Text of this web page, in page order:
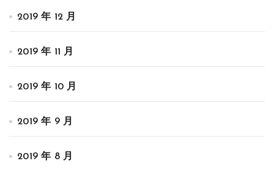
2019 年 12 月
2019 年 11 月
2019 年 10 月
2019 年 9 月
2019 年 8 月